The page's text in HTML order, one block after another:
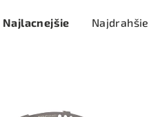
aNajlacnejšie Najdrahšie